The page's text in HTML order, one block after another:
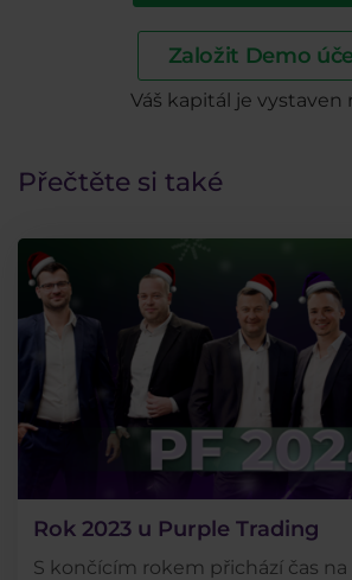
Založit Demo
Váš kapitál je vystaven
Přečtěte si také
Rok 2023 u Purple Trading
S končícím rokem přichází čas na